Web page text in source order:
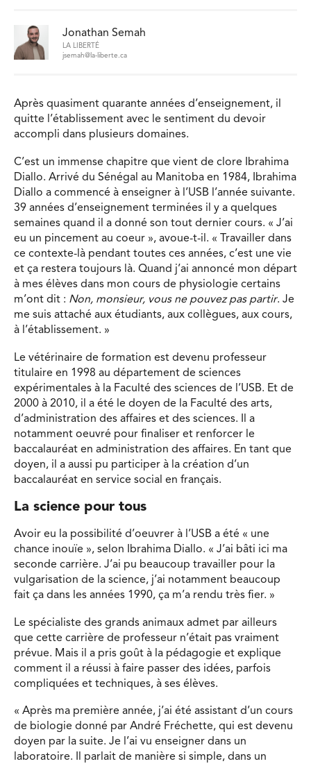
Jonathan Semah
LA LIBERTÉ
jsemah@la-liberte.ca
Après quasiment quarante années d’enseignement, il
quitte l’établissement avec le sentiment du devoir
accompli dans plusieurs domaines.
C’est un immense chapitre que vient de clore Ibrahima
Diallo. Arrivé du Sénégal au Manitoba en 1984, Ibrahima
Diallo a commencé à enseigner à l’USB l’année suivante.
39 années d’enseignement terminées il y a quelques
semaines quand il a donné son tout dernier cours. « J’ai
eu un pincement au coeur », avoue-t-il. « Travailler dans
ce contexte-là pendant toutes ces années, c’est une vie
et ça restera toujours là. Quand j’ai annoncé mon départ
à mes élèves dans mon cours de physiologie certains
m’ont dit : Non, monsieur, vous ne pouvez pas partir. Je
me suis attaché aux étudiants, aux collègues, aux cours,
à l’établissement. »
Le vétérinaire de formation est devenu professeur
titulaire en 1998 au département de sciences
expérimentales à la Faculté des sciences de l’USB. Et de
2000 à 2010, il a été le doyen de la Faculté des arts,
d’administration des affaires et des sciences. Il a
notamment oeuvré pour finaliser et renforcer le
baccalauréat en administration des affaires. En tant que
doyen, il a aussi pu participer à la création d’un
baccalauréat en service social en français.
La science pour tous
Avoir eu la possibilité d’oeuvrer à l’USB a été « une
chance inouïe », selon Ibrahima Diallo. « J’ai bâti ici ma
seconde carrière. J’ai pu beaucoup travailler pour la
vulgarisation de la science, j’ai notamment beaucoup
fait ça dans les années 1990, ça m’a rendu très fier. »
Le spécialiste des grands animaux admet par ailleurs
que cette carrière de professeur n’était pas vraiment
prévue. Mais il a pris goût à la pédagogie et explique
comment il a réussi à faire passer des idées, parfois
compliquées et techniques, à ses élèves.
« Après ma première année, j’ai été assistant d’un cours
de biologie donné par André Fréchette, qui est devenu
doyen par la suite. Je l’ai vu enseigner dans un
laboratoire. Il parlait de manière si simple, dans un